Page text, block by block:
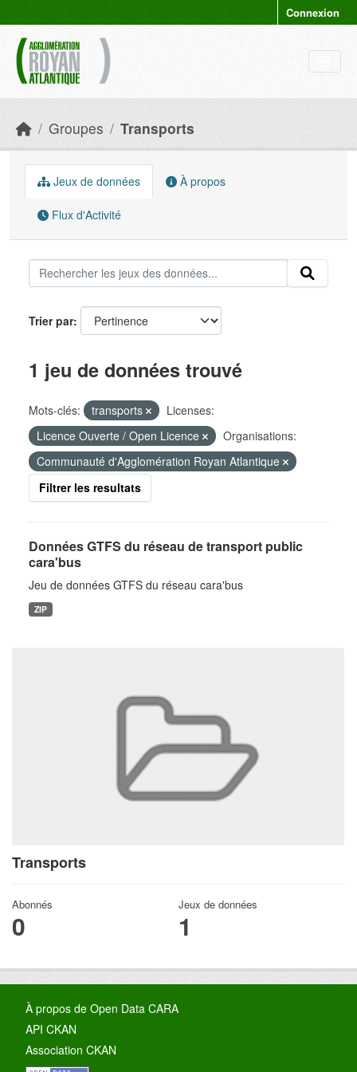
Connexion
Groupes Transports
Transports
Abonnés
0
Jeux de données
1
Jeux de données À propos
Flux d'Activité
Trier par
1 jeu de données trouvé
Mots-clés: transports
Licenses:
Licence Ouverte / Open Licence
Organisations:
Communauté d'Agglomération Royan Atlantique
Filtrer les resultats
Données GTFS du réseau de transport public
cara'bus
Jeu de données GTFS du réseau cara'bus
ZIP
À propos de Open Data CARA
API CKAN
Association CKAN